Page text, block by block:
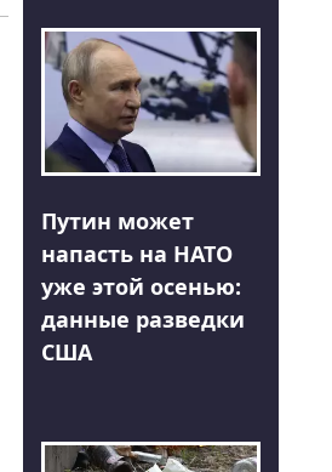
Путин может
напасть на НАТО
уже этой осенью:
данные разведки
США